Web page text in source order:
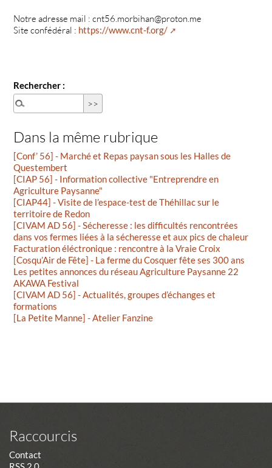
Notre adresse mail : cnt56.morbihan@proton.me
Site confédéral : https://www.cnt-f.org/
Rechercher :
Dans la même rubrique
[Conf’ 56] - Marché et Repas paysan sous les Halles de
Questembert
[CIAP 56] - Information collective "Entreprendre en
Agriculture Paysanne"
[CIAP44] - Visite de l’espace-test de Théhillac sur le
territoire de Redon
[CIVAM AD 56] - Sécheresse : les difficultés rencontrées
dans vos fermes liées à la sécheresse et aux pics de chaleur
Facturation éléctronique : rencontre à la Vraie Croix
[Cosqu’Air de Fête] - La ferme du Cosquer fête ses 300 ans
Les petites annonces du réseau Agriculture Paysanne 22
AKAWA Festival
[CIVAM AD 56] - Actualités, groupes d’échanges et
formations
[La Petite Manne] - Atelier Fanzine
Raccourcis
Contact